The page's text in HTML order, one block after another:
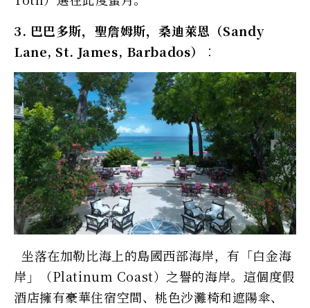
3. 巴巴多斯，聖詹姆斯，桑迪萊恩（Sandy
Lane, St. James, Barbados）︰
坐落在加勒比海上的島國西部海岸，有「白金海
岸」（Platinum Coast）之譽的海岸。這個度假
酒店擁有豪華住宿空間、桃色沙灘椅和遮陽傘、